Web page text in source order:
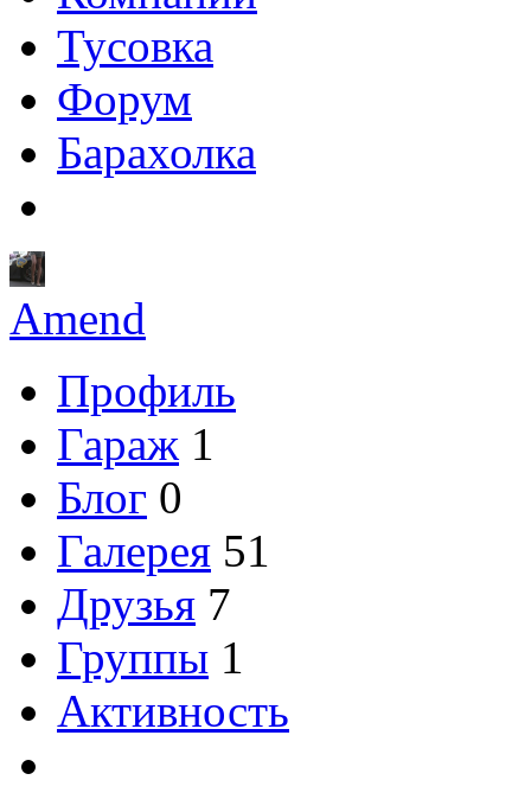
Тусовка
Форум
Барахолка
Amend
Профиль
Гараж 1
Блог 0
Галерея 51
Друзья 7
Группы 1
Активность